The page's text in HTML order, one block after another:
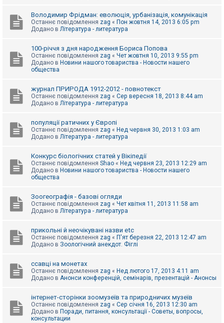
е
и
е
ш
к
м
г
Володимир Фрідман: еволюція, урбанізація, комунікація
Останнє повідомлення zag « Пон жовтня 14, 2013 6:05 pm
Додано в Література - литература
100-річчя з дня народження Бориса Попова
Останнє повідомлення zag « Чет жовтня 10, 2013 9:55 pm
Додано в Новини нашого товариства - Новости нашего
общества
журнал ПРИРОДА 1912-2012 - повнотекст
Останнє повідомлення zag « Сер вересня 18, 2013 8:44 am
Додано в Література - литература
популяції ратичних у Європі
Останнє повідомлення zag « Нед червня 30, 2013 1:03 am
Додано в Література - литература
Конкурс біологічних статей у Вікіпедії
Останнє повідомлення Shao « Нед червня 23, 2013 12:29 am
Додано в Новини нашого товариства - Новости нашего
общества
Зоогеографія - базові огляди
Останнє повідомлення zag « Чет квітня 11, 2013 11:58 am
Додано в Література - литература
прикольні й неочікувані назви etc
Останнє повідомлення zag « П'ят березня 22, 2013 12:47 am
Додано в Зоологічний анекдот. Фіглі
ссавці на монетах
Останнє повідомлення zag « Нед лютого 17, 2013 4:11 am
Додано в Анонси конференцій, семінарів, презентацій - Анонсы
інтернет-сторінки зоомузеїв та природничих музеїв
Останнє повідомлення zag « Сер січня 16, 2013 12:30 am
Додано в Поради, питання, консультації - Советы, вопросы,
консультации